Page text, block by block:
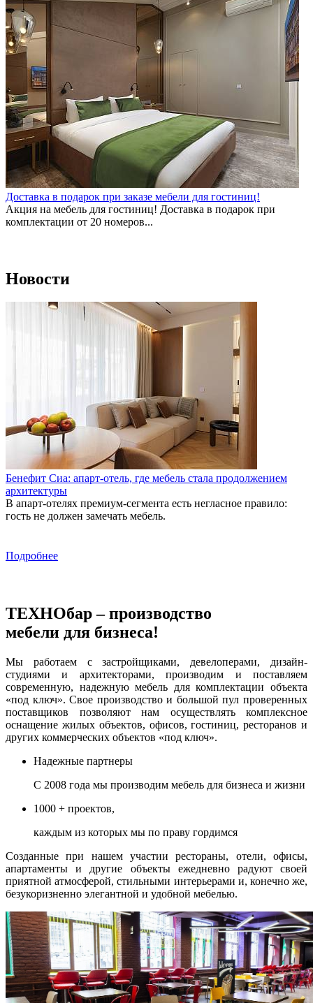
Доставка в подарок при заказе мебели для гостиниц!
Акция на мебель для гостиниц! Доставка в подарок при
комплектации от 20 номеров...
Новости
Бенефит Сиа: апарт-отель, где мебель стала продолжением
архитектуры
В апарт-отелях премиум-сегмента есть негласное правило:
гость не должен замечать мебель.
Подробнее
ТЕХНОбар – производство
мебели для бизнеса!
Мы работаем с застройщиками, девелоперами, дизайн-
студиями и архитекторами, производим и поставляем
современную, надежную мебель для комплектации объекта
«под ключ». Свое производство и большой пул проверенных
поставщиков позволяют нам осуществлять комплексное
оснащение жилых объектов, офисов, гостиниц, ресторанов и
других коммерческих объектов «под ключ».
Надежные партнеры
С 2008 года мы производим мебель для бизнеса и жизни
1000 + проектов,
каждым из которых мы по праву гордимся
Созданные при нашем участии рестораны, отели, офисы,
апартаменты и другие объекты ежедневно радуют своей
приятной атмосферой, стильными интерьерами и, конечно же,
безукоризненно элегантной и удобной мебелью.